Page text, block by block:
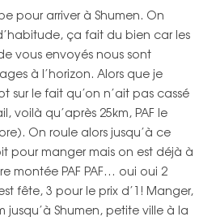
pour arriver à Shumen. On
ça fait du bien car les
vous envoyés nous sont
à l’horizon. Alors que je
sur le fait qu’on n’ait pas cassé
voilà qu’après 25km, PAF le
On roule alors jusqu’à ce
pour manger mais on est déjà à
montée PAF PAF… oui oui 2
fête, 3 pour le prix d’1! Manger,
jusqu’à Shumen, petite ville à la